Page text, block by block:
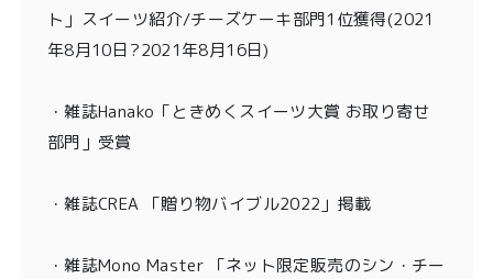
ト」スイーツ紹介/チーズケーキ部門1位獲得(2021
年8月10日?2021年8月16日)
・雑誌Hanako「ときめくスイーツ大賞 お取り寄せ
部門」受賞
・雑誌CREA 「贈り物バイブル2022」掲載
・雑誌Mono Master 「ネット限定販売のシン・チー